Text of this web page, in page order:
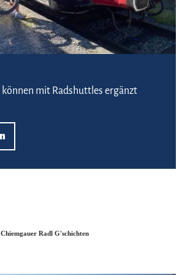
mit Radshuttles ergänzt
Chiemgauer Radl G'schichten